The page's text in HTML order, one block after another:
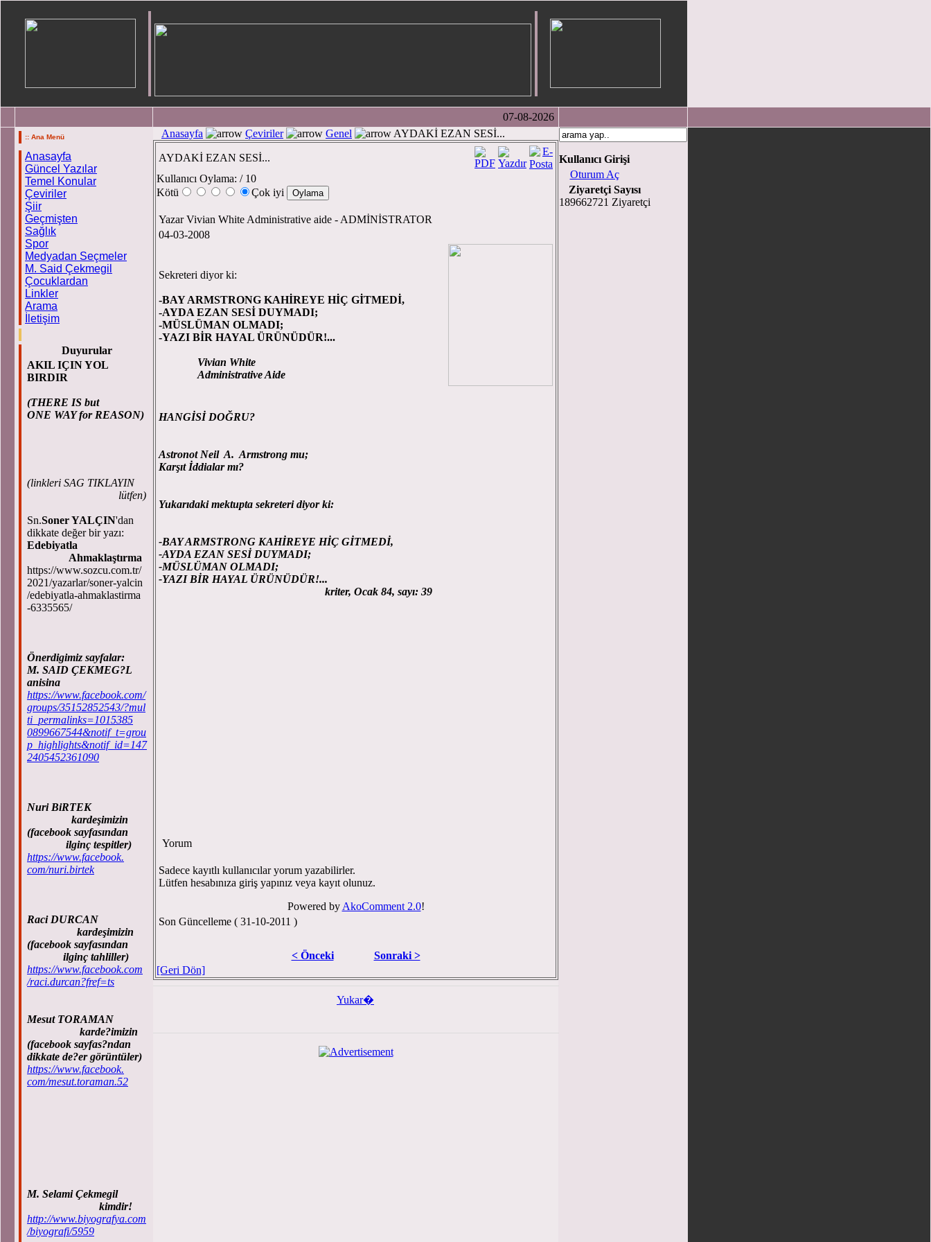
07-08-2026
:: Ana Menü
Anasayfa
Güncel Yazılar
Temel Konular
Çeviriler
Şiir
Geçmişten
Sağlık
Spor
Medyadan Seçmeler
M. Said Çekmegil
Çocuklardan
Linkler
Arama
İletişim
Duyurular
AKIL IÇIN YOL
BIRDIR
(THERE IS but
ONE WAY for REASON)
(linkleri SAG TIKLAYIN
lütfen)
Sn.Soner YALÇIN'dan
dikkate değer bir yazı:
Edebiyatla
Ahmaklaştırma
https://www.sozcu.com.tr/
2021/yazarlar/soner-yalcin
/edebiyatla-ahmaklastirma
-6335565/
Önerdigimiz sayfalar:
M. SAID ÇEKMEG?L
anisina
https://www.facebook.com/
groups/35152852543/?mul
ti_permalinks=1015385
0899667544&notif_t=grou
p_highlights&notif_id=147
2405452361090
Nuri BiRTEK
kardeşimizin
(facebook sayfasından
ilginç tespitler)
https://www.facebook.
com/nuri.birtek
Raci DURCAN
kardeşimizin
(facebook sayfasından
ilginç tahliller)
https://www.facebook.com
/raci.durcan?fref=ts
Mesut TORAMAN
karde?imizin
(facebook sayfas?ndan
dikkate de?er görüntüler)
https://www.facebook.
com/mesut.toraman.52
M. Selami Çekmegil
kimdir!
http://www.biyografya.com
/biyografi/5959
Anasayfa Çeviriler Genel AYDAKİ EZAN SESİ...
AYDAKİ EZAN SESİ...
Kullanıcı Oylama: / 10
Kötü
Çok iyi
Yazar Vivian White Administrative aide - ADMİNİSTRATOR
04-03-2008
Sekreteri diyor ki:
-BAY ARMSTRONG KAHİREYE HİÇ GİTMEDİ,
-AYDA EZAN SESİ DUYMADI;
-MÜSLÜMAN OLMADI;
-YAZI BİR HAYAL ÜRÜNÜDÜR!...
Vivian White
Administrative Aide
HANGİSİ DOĞRU?
Astronot Neil A. Armstrong mu;
Karşıt İddialar mı?
Yukarıdaki mektupta sekreteri diyor ki:
-BAY ARMSTRONG KAHİREYE HİÇ GİTMEDİ,
-AYDA EZAN SESİ DUYMADI;
-MÜSLÜMAN OLMADI;
-YAZI BİR HAYAL ÜRÜNÜDÜR!...
kriter, Ocak 84, sayı: 39
Yorum
Sadece kayıtlı kullanıcılar yorum yazabilirler.
Lütfen hesabınıza giriş yapınız veya kayıt olunuz.
Powered by AkoComment 2.0!
Son Güncelleme ( 31-10-2011 )
< Önceki
Sonraki >
[Geri Dön]
Yukar�
Kullanıcı Girişi
Oturum Aç
Ziyaretçi Sayısı
189662721 Ziyaretçi